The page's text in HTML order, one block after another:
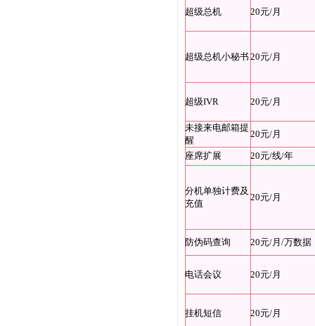
超级总机 20元/月
超级总机小秘书 20元/月
超级IVR 20元/月
未接来电邮箱提
醒
20元/月
座席扩展 20元/线/年
分机单独计费及
充值
20元/月
防伪码查询 20元/月/万数据
电话会议 20元/月
挂机短信 20元/月